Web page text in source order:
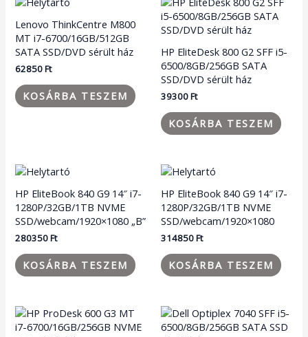
Lenovo ThinkCentre M800
MT i7-6700/16GB/512GB
SATA SSD/DVD sérült ház
62850Ft
KOSÁRBA TESZEM
HP EliteDesk 800 G2 SFF i5-
6500/8GB/256GB SATA
SSD/DVD sérült ház
39300Ft
KOSÁRBA TESZEM
HP EliteBook 840 G9 14″ i7-
1280P/32GB/1TB NVME
SSD/webcam/1920×1080 „B”
280350Ft
KOSÁRBA TESZEM
HP EliteBook 840 G9 14″ i7-
1280P/32GB/1TB NVME
SSD/webcam/1920×1080
314850Ft
KOSÁRBA TESZEM